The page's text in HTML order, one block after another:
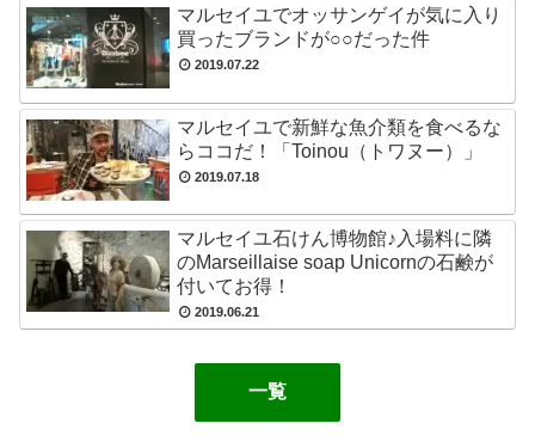
マルセイユでオッサンゲイが気に入り
買ったブランドが○○だった件
2019.07.22
マルセイユで新鮮な魚介類を食べるな
らココだ！「Toinou（トワヌー）」
2019.07.18
マルセイユ石けん博物館♪入場料に隣
のMarseillaise soap Unicornの石鹸が
付いてお得！
2019.06.21
一覧